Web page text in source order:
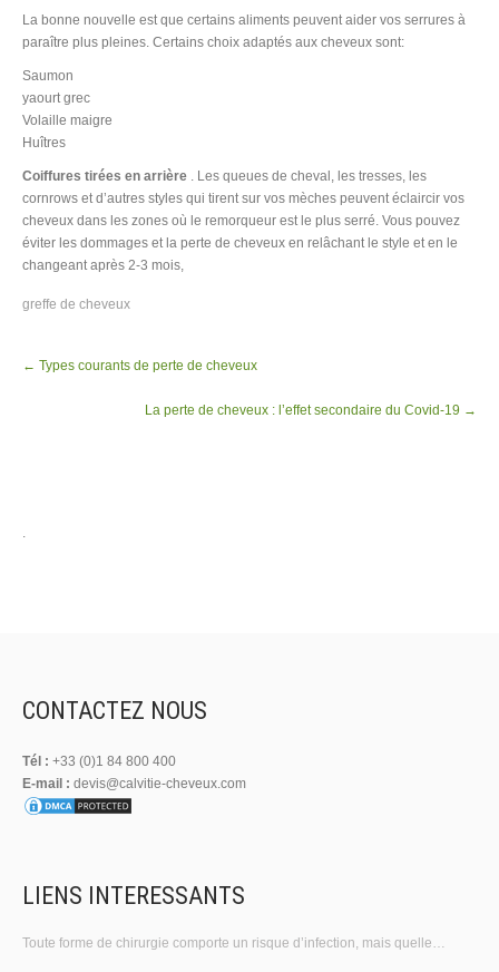
La bonne nouvelle est que certains aliments peuvent aider vos serrures à
paraître plus pleines. Certains choix adaptés aux cheveux sont:
Saumon
yaourt grec
Volaille maigre
Huîtres
Coiffures tirées en arrière . Les queues de cheval, les tresses, les
cornrows et d’autres styles qui tirent sur vos mèches peuvent éclaircir vos
cheveux dans les zones où le remorqueur est le plus serré. Vous pouvez
éviter les dommages et la perte de cheveux en relâchant le style et en le
changeant après 2-3 mois,
greffe de cheveux
navigation
← Types courants de perte de cheveux
La perte de cheveux : l’effet secondaire du Covid-19 →
.
CONTACTEZ NOUS
Tél : +33 (0)1 84 800 400
E-mail : devis@calvitie-cheveux.com
LIENS INTERESSANTS
Toute forme de chirurgie comporte un risque d’infection, mais quelle…